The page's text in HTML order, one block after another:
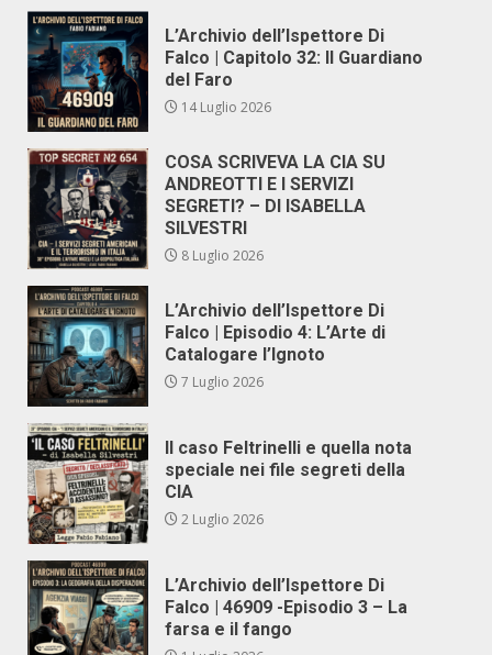
L’Archivio dell’Ispettore Di
Falco | Capitolo 32: Il Guardiano
del Faro
14 Luglio 2026
COSA SCRIVEVA LA CIA SU
ANDREOTTI E I SERVIZI
SEGRETI? – DI ISABELLA
SILVESTRI
8 Luglio 2026
L’Archivio dell’Ispettore Di
Falco | Episodio 4: L’Arte di
Catalogare l’Ignoto
7 Luglio 2026
Il caso Feltrinelli e quella nota
speciale nei file segreti della
CIA
2 Luglio 2026
L’Archivio dell’Ispettore Di
Falco | 46909 -Episodio 3 – La
farsa e il fango